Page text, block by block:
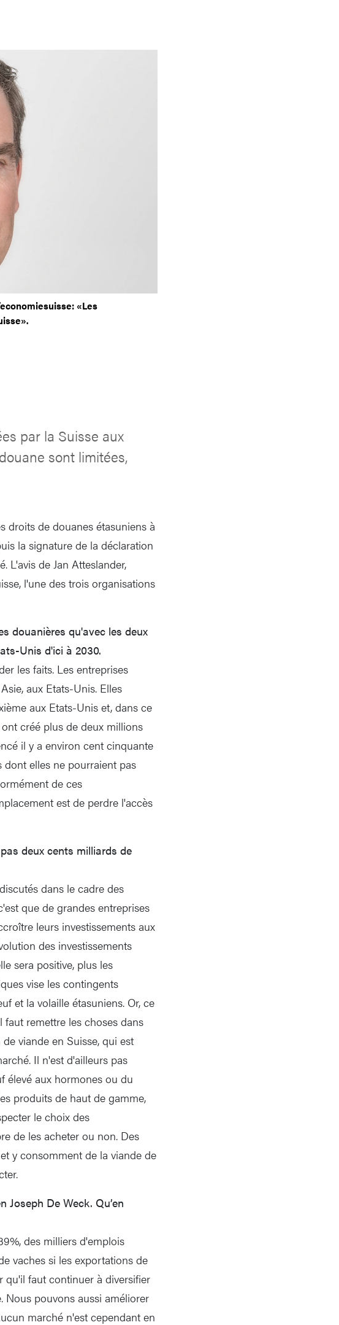
«Les
par la Suisse aux
sont limitées,
droits de douanes étasuniens à
la signature de la déclaration
L'avis de Jan Atteslander,
l'une des trois organisations
douanières qu'avec les deux
Unis d'ici à 2030.
les faits. Les entreprises
aux Etats-Unis. Elles
aux Etats-Unis et, dans ce
créé plus de deux millions
il y a environ cent cinquante
dont elles ne pourraient pas
de ces
est de perdre l'accès
deux cents milliards de
dans le cadre des
que de grandes entreprises
leurs investissements aux
des investissements
sera positive, plus les
vise les contingents
et la volaille étasuniens. Or, ce
remettre les choses dans
viande en Suisse, qui est
Il n'est d'ailleurs pas
élevé aux hormones ou du
produits de haut de gamme,
le choix des
de les acheter ou non. Des
y consomment de la viande de
De Weck. Qu’en
des milliers d'emplois
vaches si les exportations de
qu'il faut continuer à diversifier
Nous pouvons aussi améliorer
marché n'est cependant en